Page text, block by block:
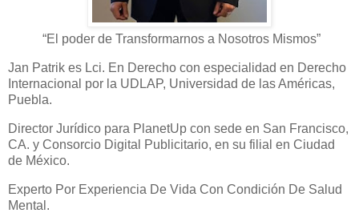
“El poder de Transformarnos a Nosotros Mismos”
Jan Patrik es Lci. En Derecho con especialidad en Derecho
Internacional por la UDLAP, Universidad de las Américas,
Puebla.
Director Jurídico para PlanetUp con sede en San Francisco,
CA. y Consorcio Digital Publicitario, en su filial en Ciudad
de México.
Experto Por Experiencia De Vida Con Condición De Salud
Mental.